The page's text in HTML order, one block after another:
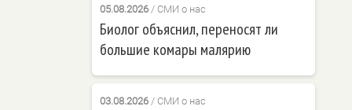
05.08.2026/ СМИ о нас
Биолог объяснил, переносят ли
большие комары малярию
03.08.2026/ СМИ о нас